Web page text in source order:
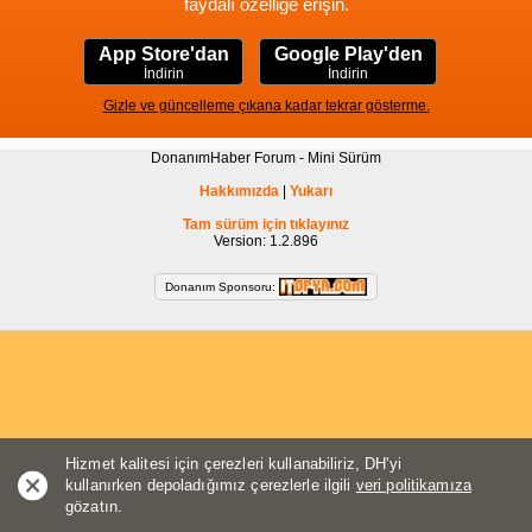
faydalı özelliğe erişin.
App Store'dan
İndirin
Google Play'den
İndirin
Gizle ve güncelleme çıkana kadar tekrar gösterme.
DonanımHaber Forum - Mini Sürüm
Hakkımızda
Yukarı
Tam sürüm için tıklayınız
Version: 1.2.896
Donanım Sponsoru:
Hizmet kalitesi için çerezleri kullanabiliriz, DH'yi
kullanırken depoladığımız çerezlerle ilgili veri politikamıza
gözatın.